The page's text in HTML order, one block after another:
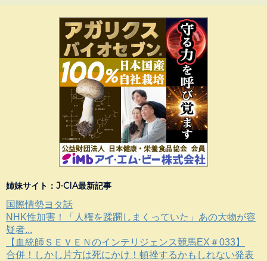
姉妹サイト：J-CIA最新記事
国際情勢ヨタ話
NHK性加害！「人権を蹂躙しまくっていた」あの大物が容
疑者...
【血統師ＳＥＶＥＮのインテリジェンス競馬EX＃033】
合併！しかし片方は死にかけ！頓挫するかもしれない発表